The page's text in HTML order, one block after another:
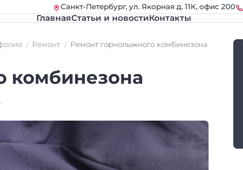
Санкт-Петербург, ул. Якорная д. 11К, офис 200
ГлавнаяСтатьи и новостиКонтакты
Ремонт Ремонт горнолыжного комбинезона
комбинезона